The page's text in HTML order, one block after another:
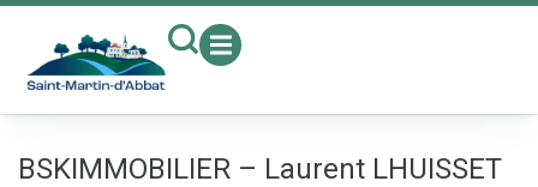
BSKIMMOBILIER – Laurent LHUISSET